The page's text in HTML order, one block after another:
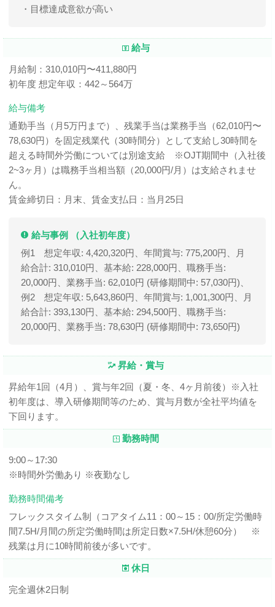
・目標達成意欲が高い
給与
月給制：310,010円〜411,880円
初年度 想定年収：442～564万
給与備考
通勤手当（月5万円まで）、残業手当は業務手当（62,010円〜
78,630円）を固定残業代（30時間分）として支給し30時間を
超える時間外労働については別途支給 ※OJT期間中（入社後
2~3ヶ月）は職務手当相当額（20,000円/月）は支給されませ
ん。
賃金締切日：月末、賃金支払日：当月25日
給与事例 （入社初年度）
例1 想定年収: 4,420,320円、年間賞与: 775,200円、月
給合計: 310,010円、基本給: 228,000円、職務手当:
20,000円、業務手当: 62,010円 (研修期間中: 57,030円)、
例2 想定年収: 5,643,860円、年間賞与: 1,001,300円、月
給合計: 393,130円、基本給: 294,500円、職務手当:
20,000円、業務手当: 78,630円 (研修期間中: 73,650円)
昇給・賞与
昇給年1回（4月）、賞与年2回（夏・冬、4ヶ月前後）※入社
初年度は、導入研修期間等のため、賞与月数が全社平均値を
下回ります。
勤務時間
9:00～17:30
※時間外労働あり ※夜勤なし
勤務時間備考
フレックスタイム制（コアタイム11：00～15：00/所定労働時
間7.5H/月間の所定労働時間は所定日数×7.5H/休憩60分） ※
残業は月に10時間前後が多いです。
休日
完全週休2日制